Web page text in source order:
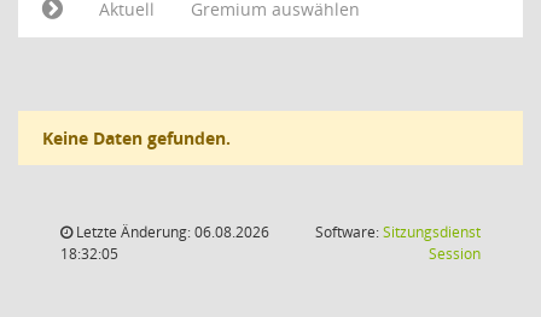
Aktuell
Gremium auswählen
Keine Daten gefunden.
Letzte Änderung: 06.08.2026
18:32:05
Software:Sitzungsdienst
Session(Wird in